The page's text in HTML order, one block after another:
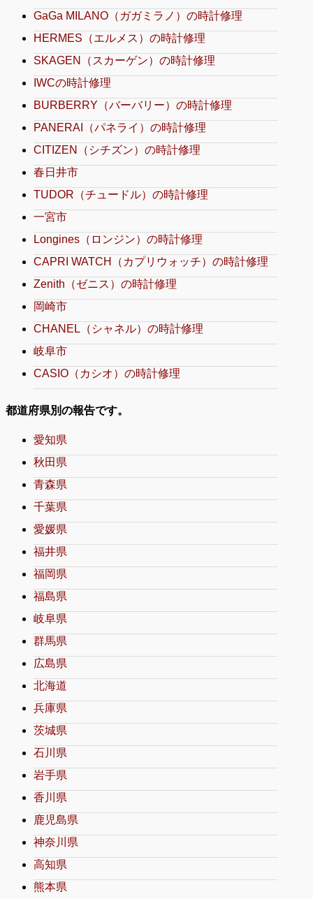
GaGa MILANO（ガガミラノ）の時計修理
HERMES（エルメス）の時計修理
SKAGEN（スカーゲン）の時計修理
IWCの時計修理
BURBERRY（バーバリー）の時計修理
PANERAI（パネライ）の時計修理
CITIZEN（シチズン）の時計修理
春日井市
TUDOR（チュードル）の時計修理
一宮市
Longines（ロンジン）の時計修理
CAPRI WATCH（カプリウォッチ）の時計修理
Zenith（ゼニス）の時計修理
岡崎市
CHANEL（シャネル）の時計修理
岐阜市
CASIO（カシオ）の時計修理
都道府県別の報告です。
愛知県
秋田県
青森県
千葉県
愛媛県
福井県
福岡県
福島県
岐阜県
群馬県
広島県
北海道
兵庫県
茨城県
石川県
岩手県
香川県
鹿児島県
神奈川県
高知県
熊本県